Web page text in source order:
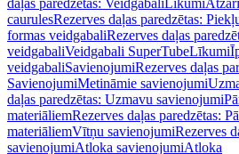
daļas paredzētas: Veidgabali LīkumiAtzari
caurulesRezerves daļas paredzētas:
formas veidgabaliRezerves daļas
veidgabaliVeidgabali SuperTubeLīkumi
veidgabaliSavienojumiRezerves daļas
SavienojumiMetināmie savienojumi
daļas paredzētas: Uzmavu savienojumi
materiāliemRezerves daļas paredzētas:
materiāliemVītņu savienojumiRezerves
savienojumiAtloka savienojumiAtloka